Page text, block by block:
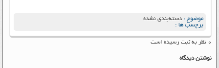
موضوع :دسته‌بندی نشده
برچسب ها :
۰ نظر به ثبت رسیده است
نوشتن دیدگاه